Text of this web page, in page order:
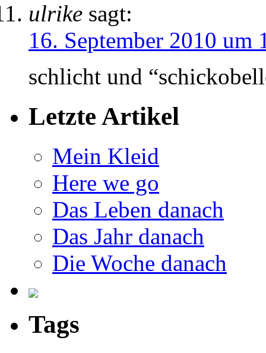
ulrike sagt:
16. September 2010 um
schlicht und
Letzte Artikel
Mein Kleid
Here we go
Das Leben danach
Das Jahr danach
Die Woche danach
Tags